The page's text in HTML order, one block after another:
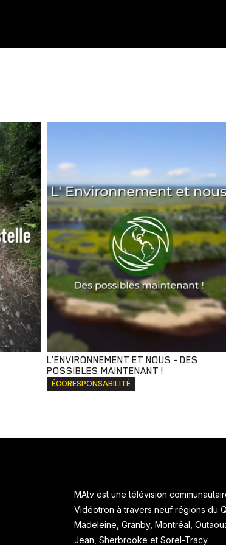
L'ENVIRONNEMENT ET NOUS - DES
POSSIBLES MAINTENANT !
ÉCORESPONSABILITÉ
MAtv est une télévision
Vidéotron à travers neuf régions du
Madeleine, Granby, Montréal,
Jean, Sherbrooke et Sorel-Tracy.